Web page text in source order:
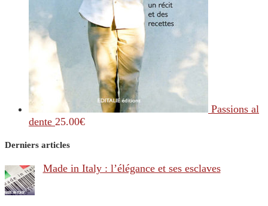
Passions al
dente 25.00€
Derniers articles
Made in Italy : l’élégance et ses esclaves